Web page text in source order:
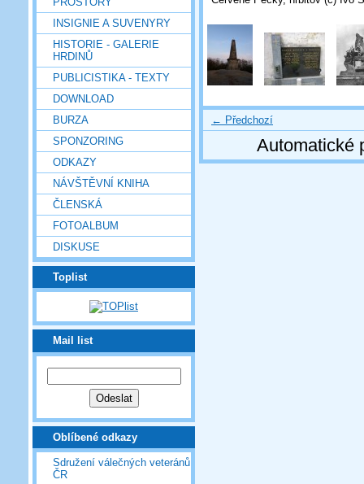
INSIGNIE A SUVENYRY
HISTORIE - GALERIE
HRDINŮ
PUBLICISTIKA - TEXTY
DOWNLOAD
BURZA
SPONZORING
ODKAZY
NÁVŠTĚVNÍ KNIHA
ČLENSKÁ
FOTOALBUM
DISKUSE
Toplist
Mail list
Oblíbené odkazy
Sdružení válečných veteránů
ČR
← Předchozí
Automatické